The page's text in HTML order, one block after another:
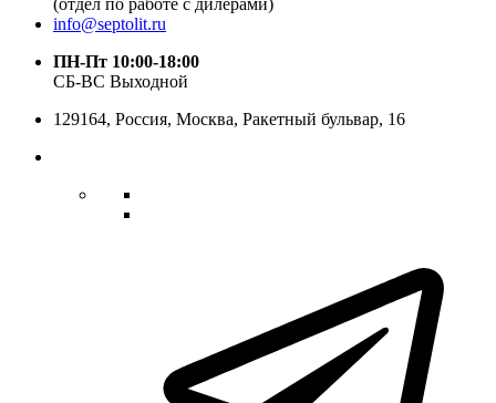
(отдел по работе с дилерами)
info@septolit.ru
ПН-Пт 10:00-18:00
СБ-ВС Выходной
129164, Россия, Москва, Ракетный бульвар, 16